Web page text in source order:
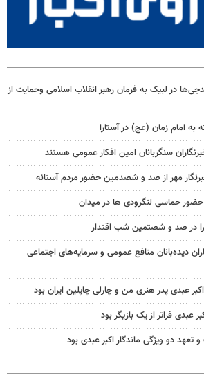
در لبیک به فرمان رهبر انقلاب اسلامی وحمایت از
به امام زمان (عج) در آستارا
سنگربانان امین افکار عمومی هستند
مهر از صد و شصدمین حضور مردم آستانه
حماسی لنگرودی ها در میدان
در صد و شصتمین شب اقتدار
دیده‌بانان منافع عمومی و سرمایه‌های اجتماعی
عبدی پدر هنری من و چارلی چاپلین ایران بود
عبدی فراتر از یک بازیگر بود
تعهد دو ویژگی ماندگار اکبر عبدی بود